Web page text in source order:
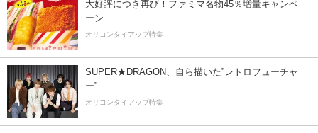
大好評につき再び！ファミマ名物45％増量キャンペ
ーン
オリコンタイアップ特集
SUPER★DRAGON、自ら描いた”レトロフューチャ
ー”
オリコンタイアップ特集